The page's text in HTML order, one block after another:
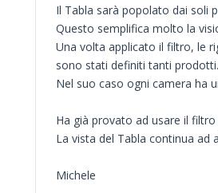
Il Tabla sarà popolato dai soli
Questo semplifica molto la
Una volta applicato il filtro, le
sono stati definiti tanti prodotti.
Nel suo caso ogni camera ha
Ha già provato ad usare il
La vista del Tabla continua ad
Michele